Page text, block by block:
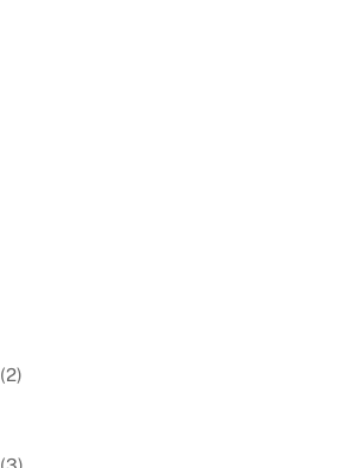
(2)